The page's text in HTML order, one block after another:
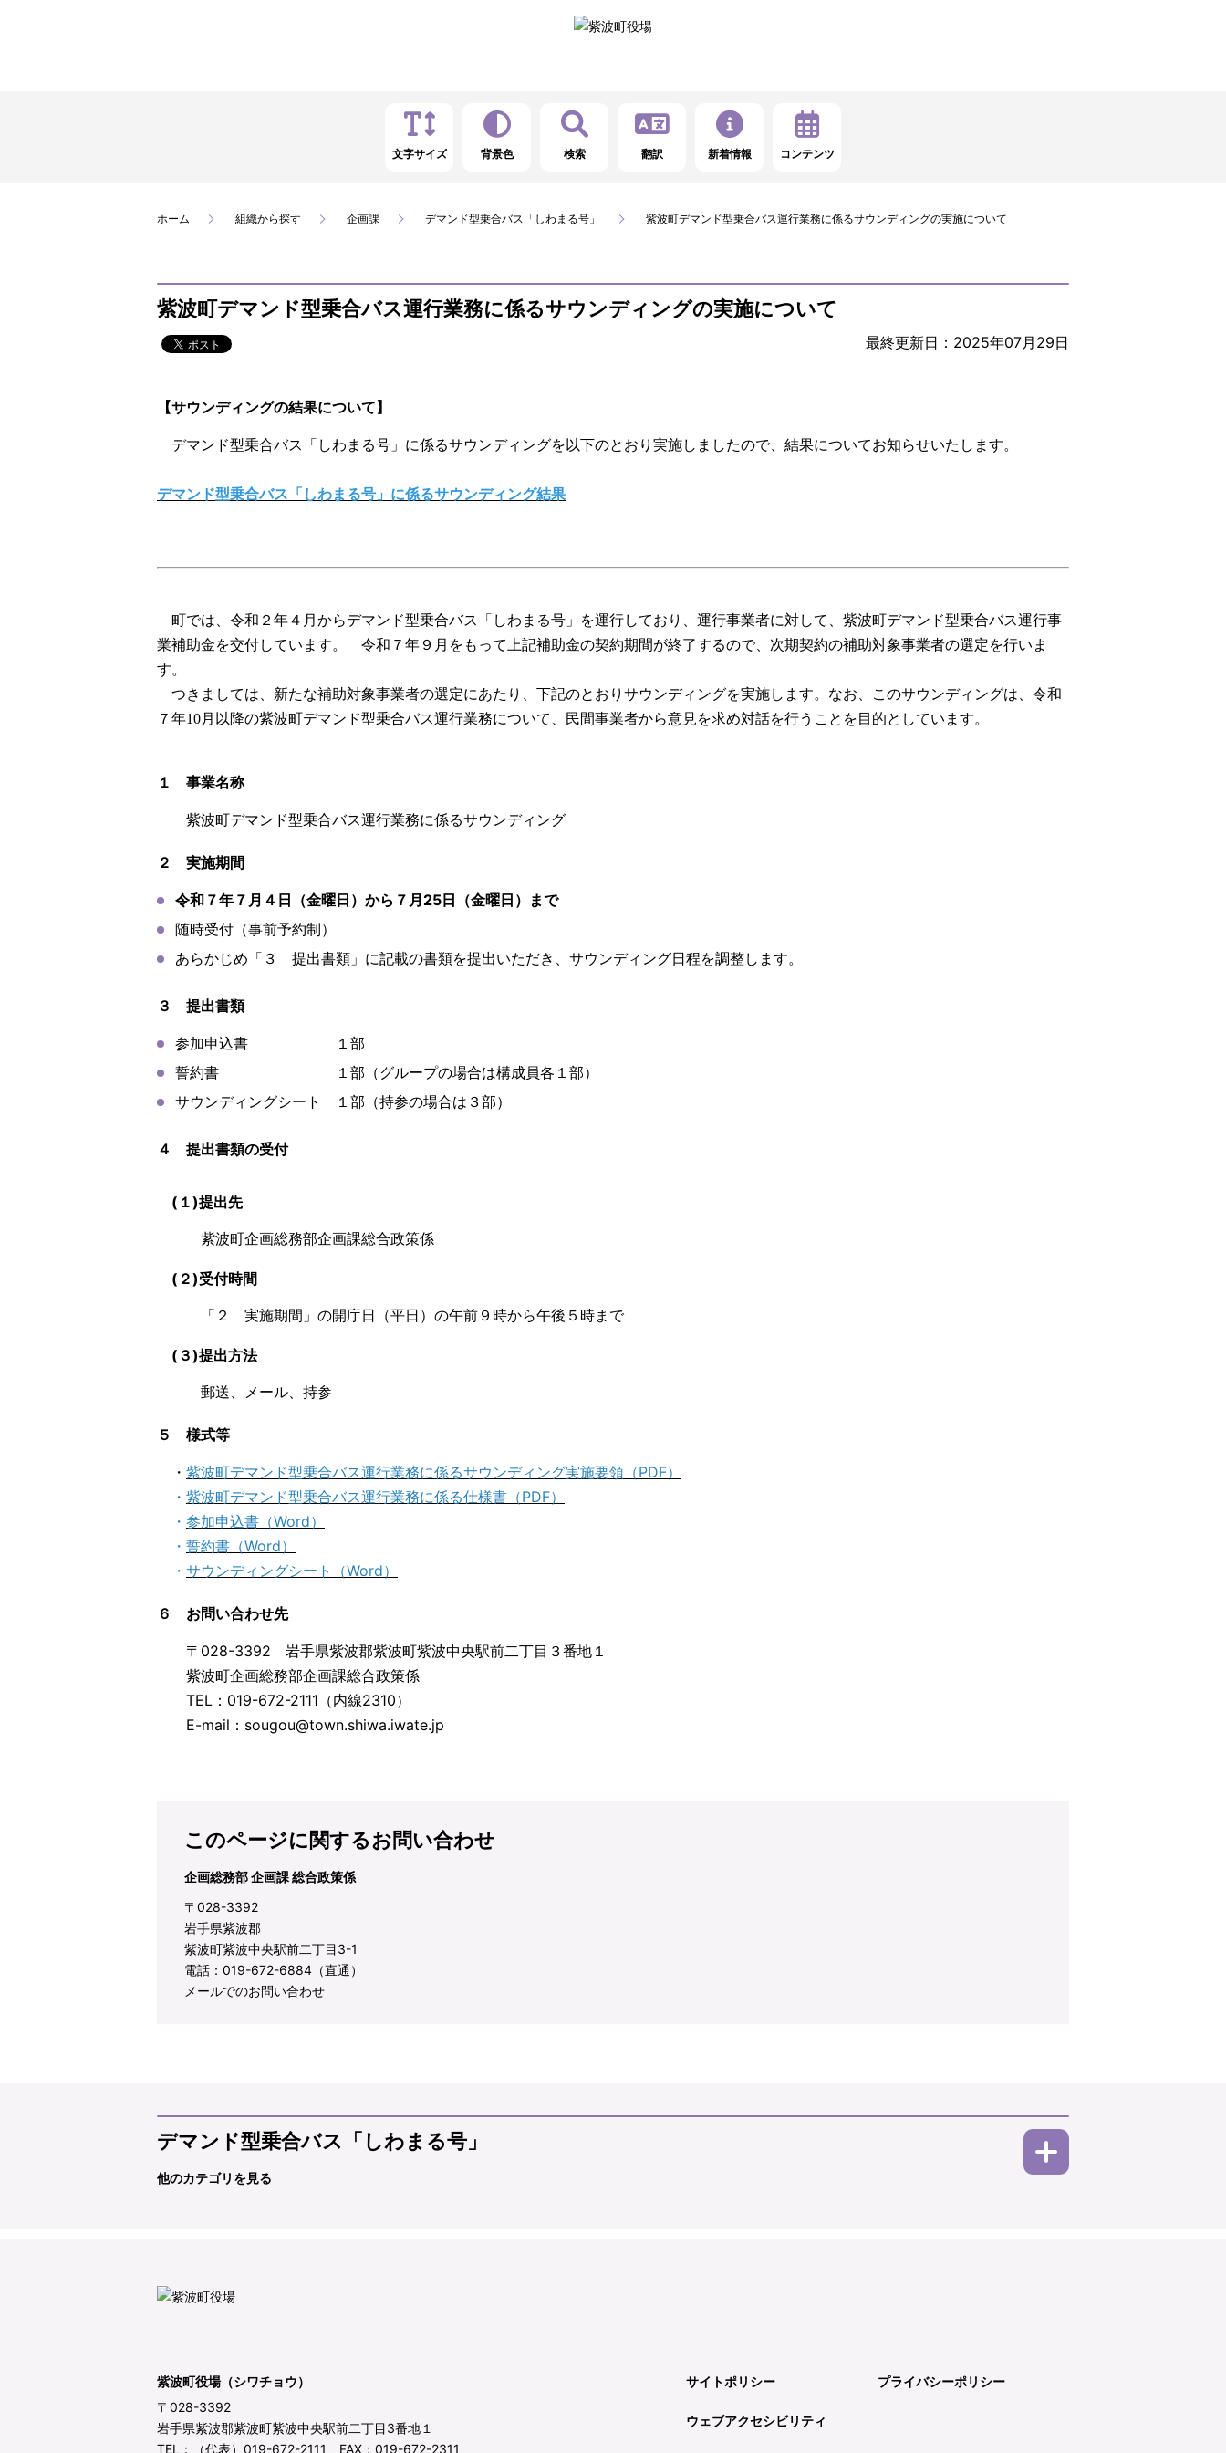
文字サイズ 背景色 検索 翻訳 新着情報 コンテンツ
ホーム 組織から探す 企画課 デマンド型乗合バス「しわまる号」 紫波町デマンド型乗合バス運行業務に係るサウンディングの実施について
紫波町デマンド型乗合バス運行業務に係るサウンディングの実施について
最終更新日：2025年07月29日
【サウンディングの結果について】
デマンド型乗合バス「しわまる号」に係るサウンディングを以下のとおり実施しましたので、結果についてお知らせいたします。
デマンド型乗合バス「しわまる号」に係るサウンディング結果
町では、令和２年４月からデマンド型乗合バス「しわまる号」を運行しており、運行事業者に対して、紫波町デマンド型乗合バス運行事
業補助金を交付しています。 令和７年９月をもって上記補助金の契約期間が終了するので、次期契約の補助対象事業者の選定を行いま
す。
つきましては、新たな補助対象事業者の選定にあたり、下記のとおりサウンディングを実施します。なお、このサウンディングは、令和
７年10月以降の紫波町デマンド型乗合バス運行業務について、民間事業者から意見を求め対話を行うことを目的としています。
１ 事業名称
紫波町デマンド型乗合バス運行業務に係るサウンディング
２ 実施期間
令和７年７月４日（金曜日）から７月25日（金曜日）まで
随時受付（事前予約制）
あらかじめ「３ 提出書類」に記載の書類を提出いただき、サウンディング日程を調整します。
３ 提出書類
参加申込書 １部
誓約書 １部（グループの場合は構成員各１部）
サウンディングシート １部（持参の場合は３部）
４ 提出書類の受付
(１)提出先
紫波町企画総務部企画課総合政策係
(２)受付時間
「２ 実施期間」の開庁日（平日）の午前９時から午後５時まで
(３)提出方法
郵送、メール、持参
５ 様式等
・ 紫波町デマンド型乗合バス運行業務に係るサウンディング実施要領（PDF）
・ 紫波町デマンド型乗合バス運行業務に係る仕様書（PDF）
・ 参加申込書（Word）
・ 誓約書（Word）
・ サウンディングシート（Word）
６ お問い合わせ先
〒028-3392 岩手県紫波郡紫波町紫波中央駅前二丁目３番地１
紫波町企画総務部企画課総合政策係
TEL：019-672-2111（内線2310）
E-mail：sougou@town.shiwa.iwate.jp
このページに関するお問い合わせ
企画総務部 企画課 総合政策係
〒028-3392
岩手県紫波郡
紫波町紫波中央駅前二丁目3-1
電話：019-672-6884（直通）
メールでのお問い合わせ
デマンド型乗合バス「しわまる号」
他のカテゴリを見る
紫波町役場（シワチョウ）
〒028-3392
岩手県紫波郡紫波町紫波中央駅前二丁目3番地１
TEL：（代表）019-672-2111 FAX：019-672-2311
サイトポリシー プライバシーポリシー
ウェブアクセシビリティ